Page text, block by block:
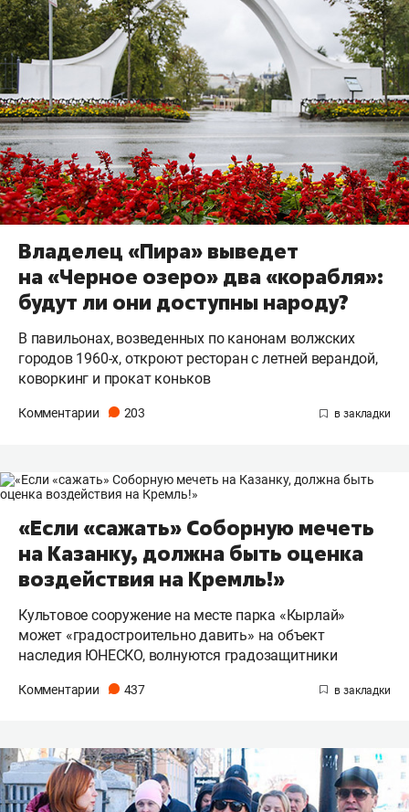
Владелец «Пира» выведет
на «Черное озеро» два «корабля»:
будут ли они доступны народу?
В павильонах, возведенных по канонам волжских
городов 1960-х, откроют ресторан с летней верандой,
коворкинг и прокат коньков
Комментарии 203
«Если «сажать» Соборную мечеть
на Казанку, должна быть оценка
воздействия на Кремль!»
Культовое сооружение на месте парка «Кырлай»
может «градостроительно давить» на объект
наследия ЮНЕСКО, волнуются градозащитники
Комментарии 437